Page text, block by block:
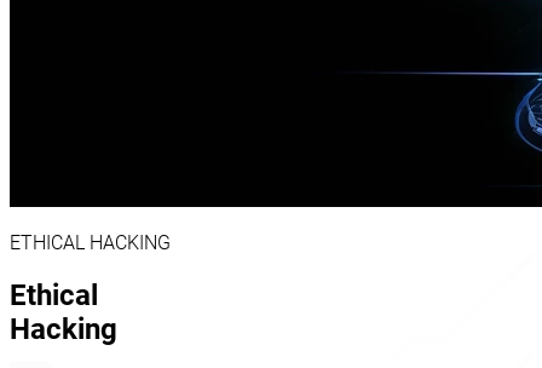
ETHICAL HACKING
Ethical
Hacking